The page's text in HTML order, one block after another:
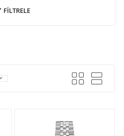
FİLTRELE